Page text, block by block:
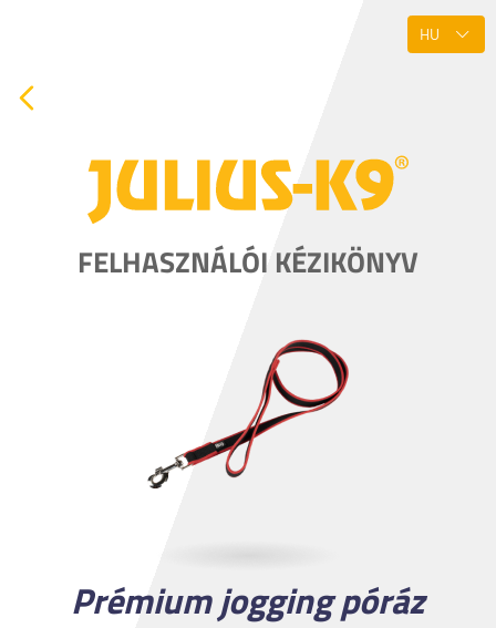
FELHASZNÁLÓI KÉZIKÖNYV
Prémium jogging póráz